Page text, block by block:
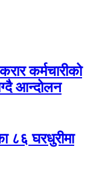
कर्मचारीको
आन्दोलन
८६ घरधुरीमा